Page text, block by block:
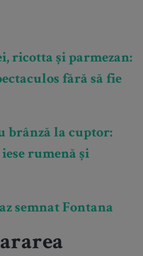
ricotta și parmezan:
fără să fie
brânză la cuptor:
rumenă și
semnat Fontana